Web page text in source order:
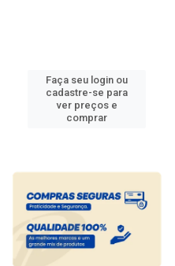
Faça seu login ou
cadastre-se para
ver preços e
comprar